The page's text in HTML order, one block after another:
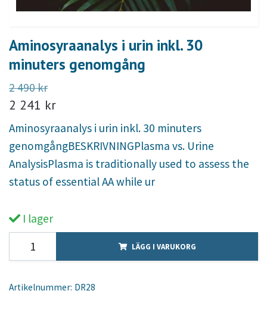
Aminosyraanalys i urin inkl. 30
minuters genomgång
2 490 kr
2 241 kr
Aminosyraanalys i urin inkl. 30 minuters
genomgångBESKRIVNINGPlasma vs. Urine
AnalysisPlasma is traditionally used to assess the
status of essential AA while ur
I lager
LÄGG I VARUKORG
Artikelnummer: DR28